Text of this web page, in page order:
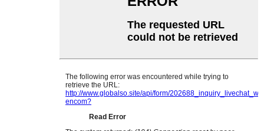
Swahili
Tajik
Telugu
Ukrainian
Urdu